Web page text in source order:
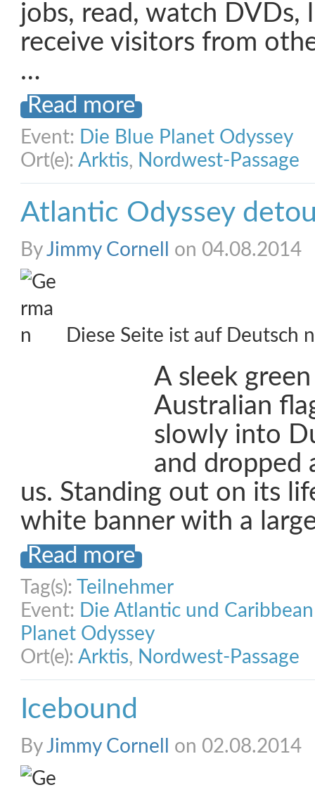
jobs, read, watch DVDs,
receive visitors from
…
Read more
Event: Die Blue Planet Odyssey
Ort(e): Arktis, Nordwest-Passage
Atlantic Odyssey
ByJimmy Cornell on 04.08.2014
Diese Seite ist auf Deutsch
A sleek
Australian
slowly into
and dropped
us. Standing out on its
white banner with a
Read more
Tag(s):
Teilnehmer
Event: Die Atlantic und
Planet Odyssey
Ort(e): Arktis, Nordwest-Passage
Icebound
ByJimmy Cornell on 02.08.2014